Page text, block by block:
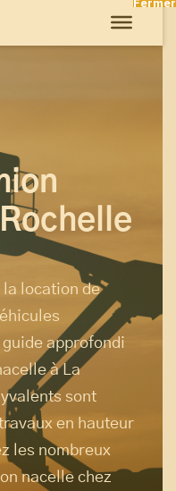
location de
approfondi
à La
sont
en hauteur
les nombreux
nacelle chez
Fermer